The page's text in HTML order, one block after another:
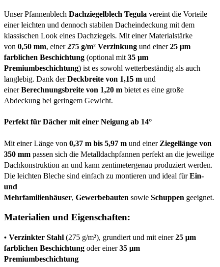
Unser Pfannenblech Dachziegelblech Tegula vereint die Vorteile
einer leichten und dennoch stabilen Dacheindeckung mit dem
klassischen Look eines Dachziegels. Mit einer Materialstärke
von 0,50 mm, einer275 g/m² Verzinkung und einer25 µm
farblichen Beschichtung (optional mit 35 µm
Premiumbeschichtung) ist es sowohl wetterbeständig als auch
langlebig. Dank derDeckbreite von 1,15 m und
einerBerechnungsbreite von 1,20 m bietet es eine große
Abdeckung bei geringem Gewicht.
Perfekt für Dächer mit einer Neigung ab 14°
Mit einer Länge von 0,37 m bis 5,97 m und einer Ziegellänge von
350 mm passen sich die Metalldachpfannen perfekt an die jeweilige
Dachkonstruktion an und kann zentimetergenau produziert werden.
Die leichten Bleche sind einfach zu montieren und ideal fürEin-
und
Mehrfamilienhäuser, Gewerbebauten sowie Schuppen geeignet.
Materialien und Eigenschaften:
• Verzinkter Stahl (275 g/m²), grundiert und mit einer25 µm
farblichen Beschichtung oder einer35 µm
Premiumbeschichtung